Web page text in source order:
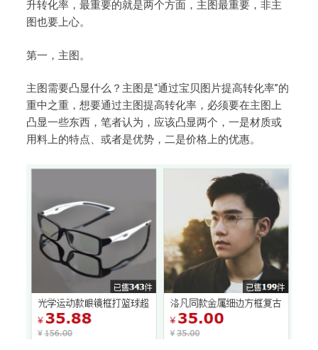
升转化率，最重要的就是两个方面，主图最重要，非主
图也要上心。
第一，主图。
主图需要凸显什么？主图是“通过宝贝图片提高转化率”的
重中之重，想要通过主图提高转化率，必须要在主图上
凸显一些东西，笔者认为，应该凸显两个，一是材质或
用料上的特点、或者是优势，二是价格上的优惠。